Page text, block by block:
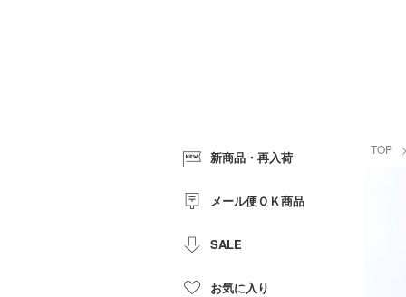
TOP
新商品・再入荷
メール便ＯＫ商品
SALE
お気に入り